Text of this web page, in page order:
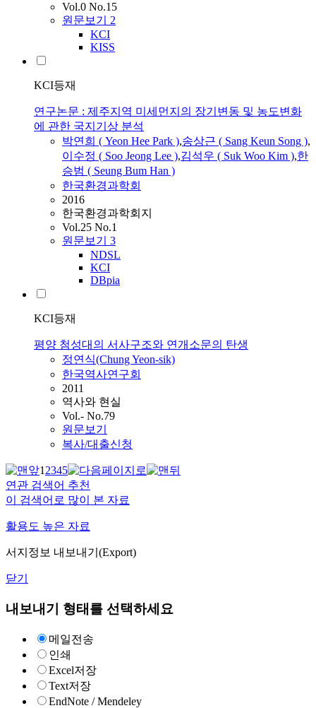
Vol.0 No.15
원문보기 2
KCI
KISS
KCI등재
연구논문 : 제주지역 미세먼지의 장기변동 및 농도변화
에 관한 국지기상 분석
박연희 ( Yeon Hee Park ),송상근 ( Sang Keun Song ),
이수정 ( Soo Jeong Lee ),김석우 ( Suk Woo Kim ),한
승범 ( Seung Bum Han )
한국환경과학회
2016
한국환경과학회지
Vol.25 No.1
원문보기 3
NDSL
KCI
DBpia
KCI등재
평양 첨성대의 서사구조와 연개소문의 탄생
정연식(ChungYeon-sik)
한국역사연구회
2011
역사와 현실
Vol.- No.79
원문보기
복사/대출신청
12345
연관 검색어 추천
이 검색어로 많이 본 자료
활용도 높은 자료
서지정보 내보내기(Export)
닫기
내보내기 형태를 선택하세요
메일전송
인쇄
Excel저장
Text저장
EndNote / Mendeley